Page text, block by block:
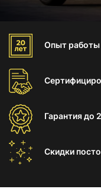
Опыт работы
Гарантиядо
Скидки